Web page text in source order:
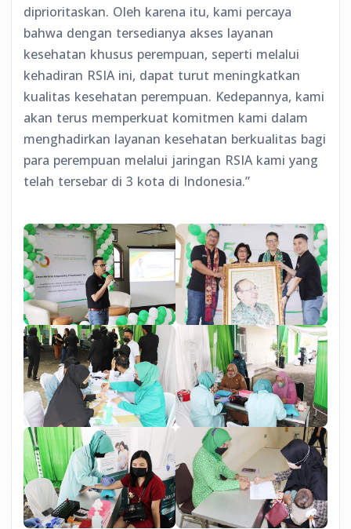
diprioritaskan. Oleh karena itu, kami percaya
bahwa dengan tersedianya akses layanan
kesehatan khusus perempuan, seperti melalui
kehadiran RSIA ini, dapat turut meningkatkan
kualitas kesehatan perempuan. Kedepannya, kami
akan terus memperkuat komitmen kami dalam
menghadirkan layanan kesehatan berkualitas bagi
para perempuan melalui jaringan RSIA kami yang
telah tersebar di 3 kota di Indonesia.”